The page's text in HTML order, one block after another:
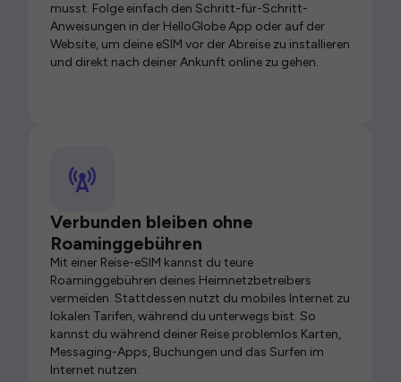
musst. Folge einfach den Schritt-für-Schritt-
Anweisungen in der HelloGlobe App oder auf der
Website, um deine eSIM vor der Abreise zu installieren
und direkt nach deiner Ankunft online zu gehen.
Verbunden bleiben ohne
Roaminggebühren
Mit einer Reise-eSIM kannst du teure
Roaminggebühren deines Heimnetzbetreibers
vermeiden. Stattdessen nutzt du mobiles Internet zu
lokalen Tarifen, während du unterwegs bist. So
kannst du während deiner Reise problemlos Karten,
Messaging-Apps, Buchungen und das Surfen im
Internet nutzen.